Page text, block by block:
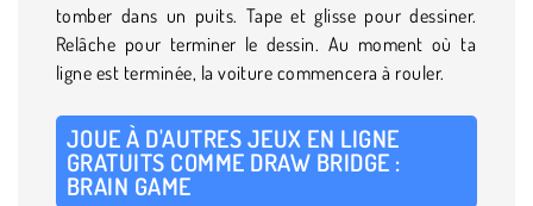
tomber dans un puits. Tape et glisse pour dessiner.
Relâche pour terminer le dessin. Au moment où ta
ligne est terminée, la voiture commencera à rouler.
JOUE À D'AUTRES JEUX EN LIGNE
GRATUITS COMME DRAW BRIDGE :
BRAIN GAME